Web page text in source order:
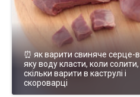
⏰ як варити свиняче серце-в
яку воду класти, коли солити,
скільки варити в каструлі і
скороварці